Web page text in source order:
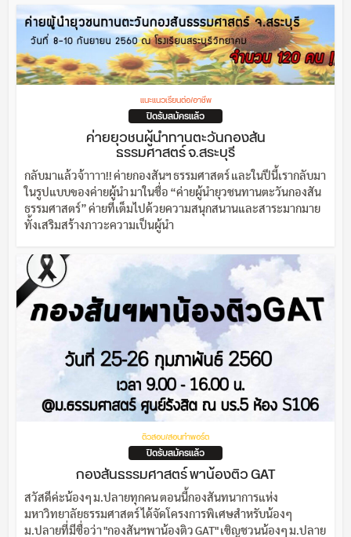
แนะแนวเรียนต่อ/อาชีพ
ปิดรับสมัครแล้ว
ค่ายยุวชนผู้นำทานตะวันกองสัน
ธรรมศาสตร์ จ.สระบุรี
กลับมาแล้วจ้าาาา!! ค่ายกองสันฯ ธรรมศาสตร์ และในปีนี้เรากลับมา
ในรูปแบบของค่ายผู้นำ มาในชื่อ “ค่ายผู้นำยุวชนทานตะวันกองสัน
ธรรมศาสตร์” ค่ายที่เต็มไปด้วยความสนุกสนานและสาระมากมาย
ทั้งเสริมสร้างภาวะความเป็นผู้นำ
ติวสอบ/สอนทำพอร์ต
ปิดรับสมัครแล้ว
กองสันธรรมศาสตร์ พาน้องติว GAT
สวัสดีค่ะน้องๆ ม.ปลายทุกคน ตอนนี้กองสันทนาการแห่ง
มหาวิทยาลัยธรรมศาสตร์ ได้จัดโครงการพิเศษสำหรับน้องๆ
ม.ปลายที่มีชื่อว่า "กองสันฯพาน้องติว GAT" เชิญชวนน้องๆ ม.ปลาย